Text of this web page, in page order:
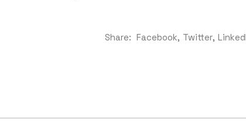
Share: Facebook Twitter